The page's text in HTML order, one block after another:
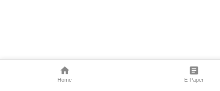
Home E-Paper